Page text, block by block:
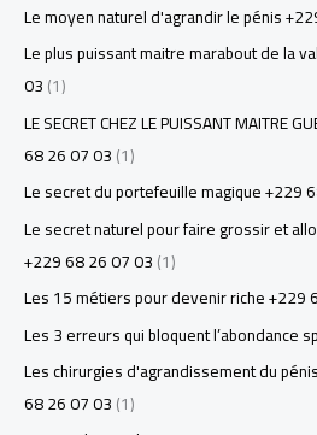
Le moyen naturel d'agrandir le pénis
Le plus puissant maitre marabout de la
03(1)
LE SECRET CHEZ LE PUISSANT MAITRE
68 26 07 03(1)
Le secret du portefeuille magique +229
Le secret naturel pour faire grossir et
+229 68 26 07 03(1)
Les 15 métiers pour devenir riche +229
Les 3 erreurs qui bloquent l’abondance
Les chirurgies d'agrandissement du
68 26 07 03(1)